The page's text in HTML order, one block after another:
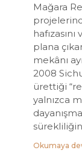
Mağara
plana
mekânı
2008
ürettiği
yalnızca
Okumaya